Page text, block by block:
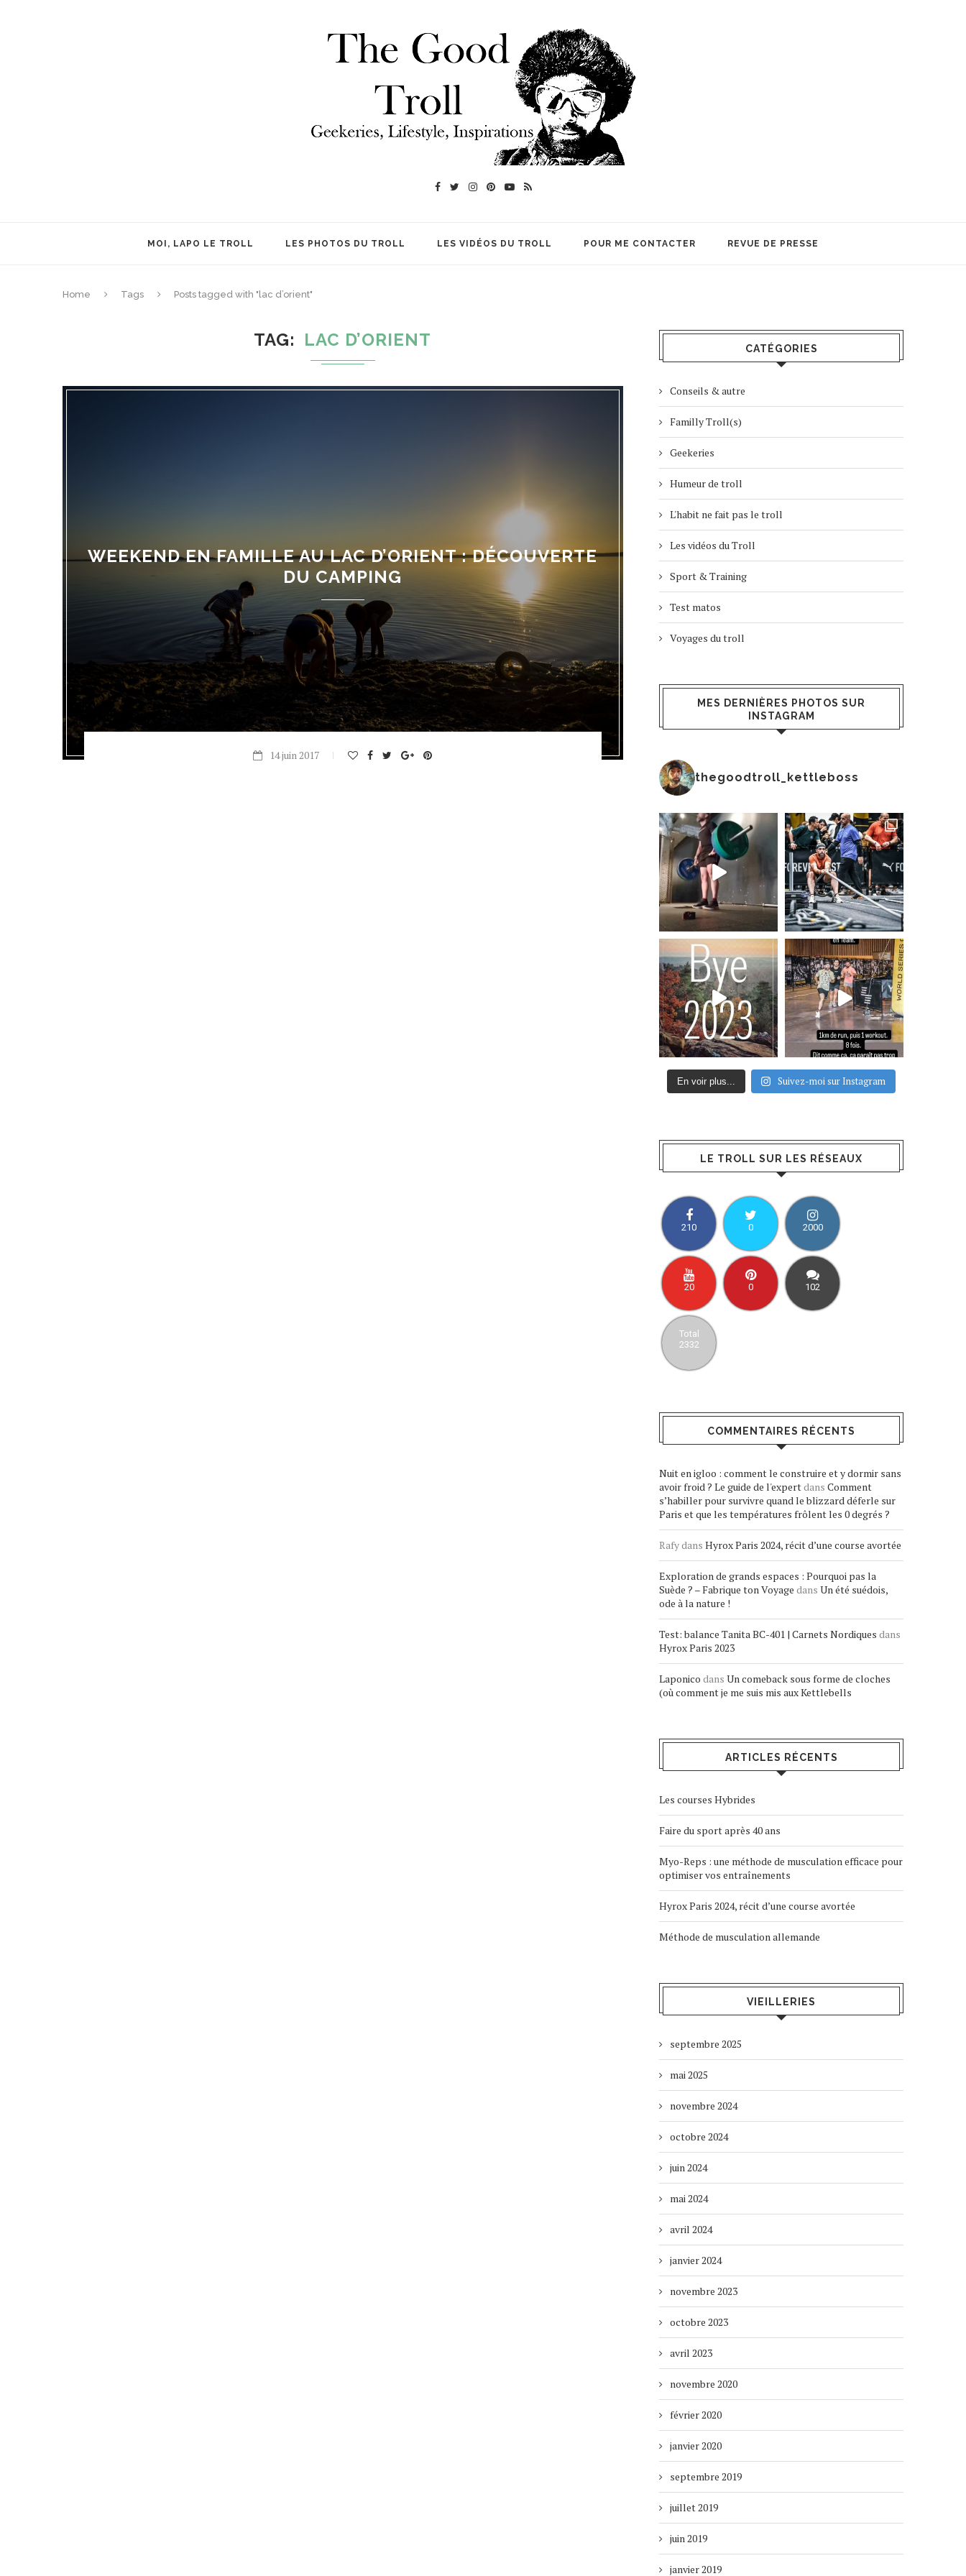
MOI, LAPO LE TROLL LES PHOTOS DU TROLL LES VIDÉOS DU TROLL POUR ME CONTACTER REVUE DE PRESSE
Home Tags Posts tagged with "lac d’orient"
TAG LAC D’ORIENT
WEEKEND EN FAMILLE AU LAC D’ORIENT : DÉCOUVERTE
DU CAMPING
14 juin 2017
CATÉGORIES
Conseils & autre
Familly Troll(s)
Geekeries
Humeur de troll
L'habit ne fait pas le troll
Les vidéos du Troll
Sport & Training
Test matos
Voyages du troll
MES DERNIÈRES PHOTOS SUR
INSTAGRAM
thegoodtroll_kettleboss
En voir plus... Suivez-moi sur Instagram
LE TROLL SUR LES RÉSEAUX
210 0 2000
20 0 102
Total
2332
COMMENTAIRES RÉCENTS
Nuit en igloo : comment le construire et y dormir sans
avoir froid ? Le guide de l'expertdans Comment
s’habiller pour survivre quand le blizzard déferle sur
Paris et que les températures frôlent les 0 degrés ?
Rafydans Hyrox Paris 2024, récit d’une course avortée
Exploration de grands espaces : Pourquoi pas la
Suède ? – Fabrique ton Voyage dans Un été suédois,
ode à la nature !
Test: balance Tanita BC-401 | Carnets Nordiques dans
Hyrox Paris 2023
Laponico dans Un comeback sous forme de cloches
(où comment je me suis mis aux Kettlebells
ARTICLES RÉCENTS
Les courses Hybrides
Faire du sport après 40 ans
Myo-Reps : une méthode de musculation efficace pour
optimiser vos entraînements
Hyrox Paris 2024, récit d’une course avortée
Méthode de musculation allemande
VIEILLERIES
septembre 2025
mai 2025
novembre 2024
octobre 2024
juin 2024
mai 2024
avril 2024
janvier 2024
novembre 2023
octobre 2023
avril 2023
novembre 2020
février 2020
janvier 2020
septembre 2019
juillet 2019
juin 2019
janvier 2019